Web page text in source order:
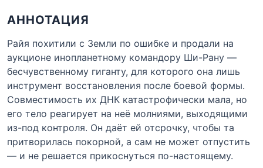
АННОТАЦИЯ
Райя похитили с Земли по ошибке и продали на
аукционе инопланетному командору Ши-Рану —
бесчувственному гиганту, для которого она лишь
инструмент восстановления после боевой формы.
Совместимость их ДНК катастрофически мала, но
его тело реагирует на неё молниями, выходящими
из-под контроля. Он даёт ей отсрочку, чтобы та
притворилась покорной, а сам не может отпустить
— и не решается прикоснуться по-настоящему.